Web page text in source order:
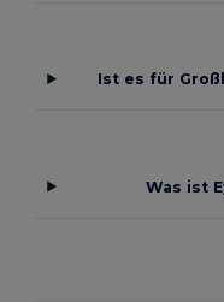
Ist es für
Was ist